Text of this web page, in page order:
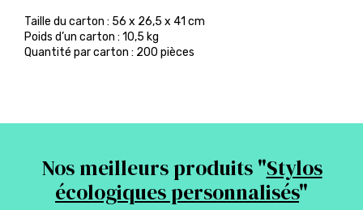
Taille du carton : 56 x 26,5 x 41 cm
Poids d’un carton : 10,5 kg
Quantité par carton : 200 pièces
Nos meilleurs produits "Stylos
écologiques personnalisés"